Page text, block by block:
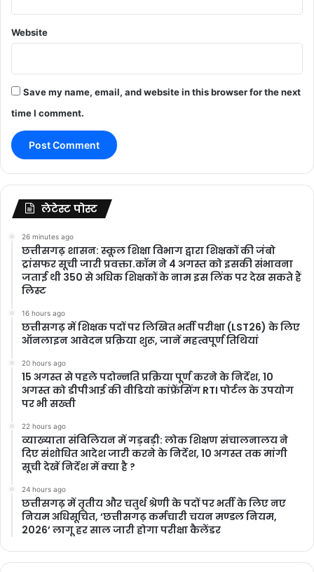
Website
Save my name, email, and website in this browser for the next
time I comment.
लेटेस्ट पोस्ट
26 minutes ago
छत्तीसगढ़ शासन: स्कूल शिक्षा विभाग द्वारा शिक्षकों की जंबो
ट्रांसफर सूची जारी प्रवक्ता.कॉम ने 4 अगस्त को इसकी संभावना
जताई थी 350 से अधिक शिक्षकों के नाम इस लिंक पर देख सकते हैं
लिस्ट
16 hours ago
छत्तीसगढ़ में शिक्षक पदों पर लिखित भर्ती परीक्षा (LST26) के लिए
ऑनलाइन आवेदन प्रक्रिया शुरू, जानें महत्वपूर्ण तिथियां
20 hours ago
15 अगस्त से पहले पदोन्नति प्रक्रिया पूर्ण करने के निर्देश, 10
अगस्त को डीपीआई की वीडियो कांफ्रेंसिंग RTI पोर्टल के उपयोग
पर भी सख्ती
22 hours ago
​व्याख्याता संविलियन में गड़बड़ी: लोक शिक्षण संचालनालय ने
दिए संशोधित आदेश जारी करने के निर्देश, 10 अगस्त तक मांगी
सूची देखें निर्देश में क्या है ?
24 hours ago
छत्तीसगढ़ में तृतीय और चतुर्थ श्रेणी के पदों पर भर्ती के लिए नए
नियम अधिसूचित, ‘छत्तीसगढ़ कर्मचारी चयन मण्डल नियम,
2026’ लागू हर साल जारी होगा परीक्षा कैलेंडर